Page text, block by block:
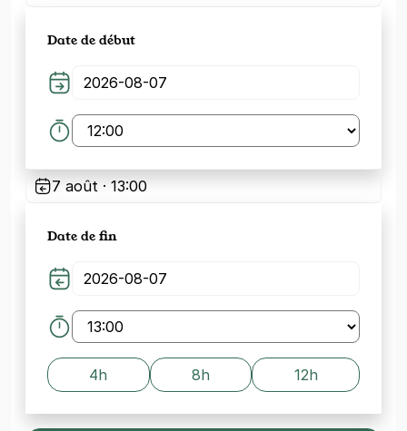
Date de début
7 août · 13:00
Date de fin
4h 8h 12h